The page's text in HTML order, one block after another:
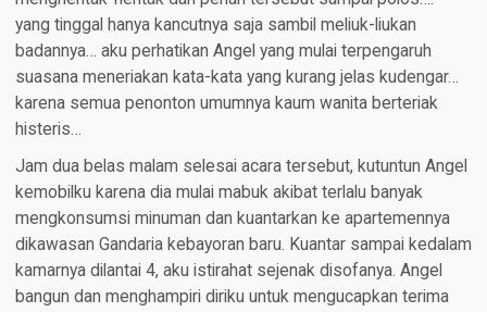
yang tinggal hanya kancutnya saja sambil meliuk-liukan
badannya… aku perhatikan Angel yang mulai terpengaruh
suasana meneriakan kata-kata yang kurang jelas kudengar…
karena semua penonton umumnya kaum wanita berteriak
histeris…
Jam dua belas malam selesai acara tersebut, kutuntun Angel
kemobilku karena dia mulai mabuk akibat terlalu banyak
mengkonsumsi minuman dan kuantarkan ke apartemennya
dikawasan Gandaria kebayoran baru. Kuantar sampai kedalam
kamarnya dilantai 4, aku istirahat sejenak disofanya. Angel
bangun dan menghampiri diriku untuk mengucapkan terima